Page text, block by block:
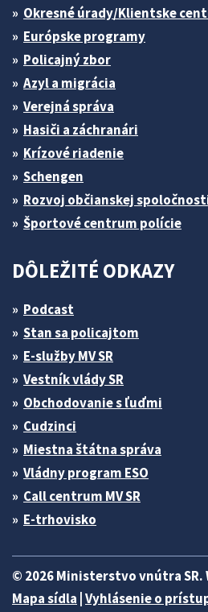
Okresné úrady/Klientske
Európske programy
Policajný zbor
Azyl a migrácia
Verejná správa
Hasiči a záchranári
Krízové riadenie
Schengen
Rozvoj občianskej
Športové centrum polície
DÔLEŽITÉ ODKAZY
Podcast
Stan sa policajtom
E-služby MV SR
Vestník vlády SR
Obchodovanie s ľuďmi
Cudzinci
Miestna štátna správa
Vládny program ESO
Call centrum MV SR
E-trhovisko
© 2026 Ministerstvo vnútra SR.
Mapa sídla Vyhlásenie o